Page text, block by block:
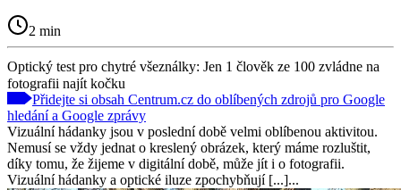
2 min
Optický test pro chytré všeználky: Jen 1 člověk ze 100 zvládne na
fotografii najít kočku
Přidejte si obsah Centrum.cz do oblíbených zdrojů pro Google
hledání a Google zprávy
Vizuální hádanky jsou v poslední době velmi oblíbenou aktivitou.
Nemusí se vždy jednat o kreslený obrázek, který máme rozluštit,
díky tomu, že žijeme v digitální době, může jít i o fotografii.
Vizuální hádanky a optické iluze zpochybňují [...]...